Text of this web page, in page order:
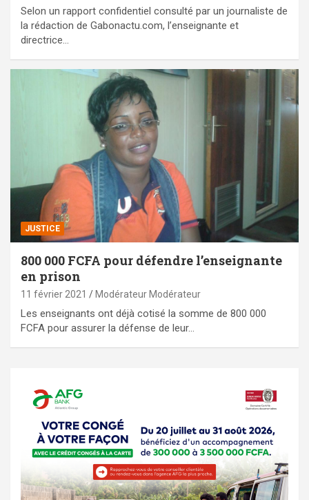
Selon un rapport confidentiel consulté par un journaliste de
la rédaction de Gabonactu.com, l’enseignante et
directrice…
JUSTICE
800 000 FCFA pour défendre l’enseignante
en prison
11 février 2021 Modérateur Modérateur
Les enseignants ont déjà cotisé la somme de 800 000
FCFA pour assurer la défense de leur…